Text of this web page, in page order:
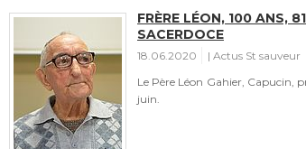
FRÈRE LÉON, 100 ANS,
SACERDOCE
18.06.2020
Actus St sauveur
Le Père Léon Gahier, Capucin,
juin.